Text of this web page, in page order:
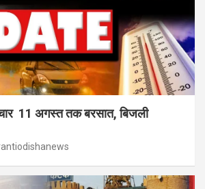
11 अगस्त तक बरसात, बिजली